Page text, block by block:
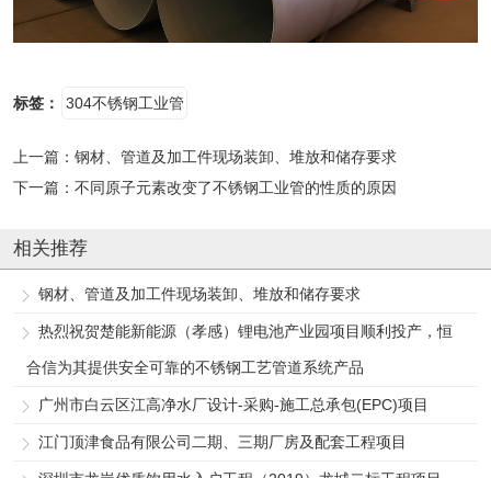
标签： 304不锈钢工业管
上一篇： 钢材、管道及加工件现场装卸、堆放和储存要求
下一篇： 不同原子元素改变了不锈钢工业管的性质的原因
相关推荐
钢材、管道及加工件现场装卸、堆放和储存要求
热烈祝贺楚能新能源（孝感）锂电池产业园项目顺利投产，恒
合信为其提供安全可靠的不锈钢工艺管道系统产品
广州市白云区江高净水厂设计-采购-施工总承包(EPC)项目
江门顶津食品有限公司二期、三期厂房及配套工程项目